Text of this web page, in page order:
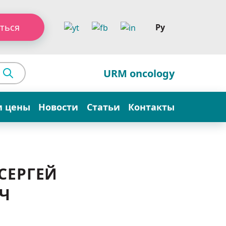
Ру
URM oncology
цены Новости Статьи Контакты